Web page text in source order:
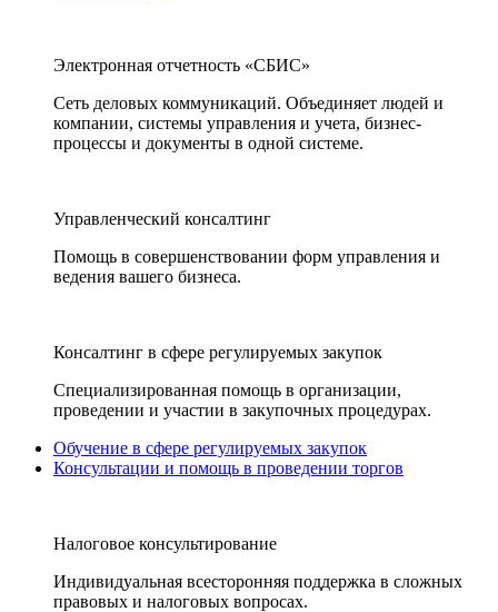
Электронная отчетность «СБИС»
Сеть деловых коммуникаций. Объединяет людей и
компании, системы управления и учета, бизнес-
процессы и документы в одной системе.
Управленческий консалтинг
Помощь в совершенствовании форм управления и
ведения вашего бизнеса.
Консалтинг в сфере регулируемых закупок
Специализированная помощь в организации,
проведении и участии в закупочных процедурах.
Обучение в сфере регулируемых закупок
Консультации и помощь в проведении торгов
Налоговое консультирование
Индивидуальная всесторонняя поддержка в сложных
правовых и налоговых вопросах.